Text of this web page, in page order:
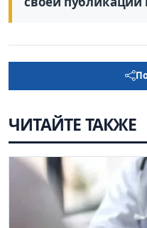
ЧИТАЙТЕ ТАКЖЕ